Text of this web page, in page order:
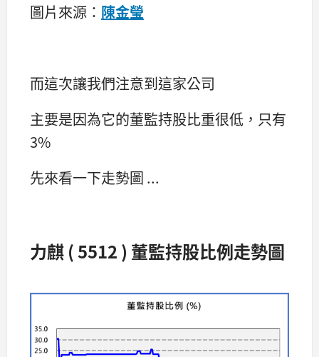
圖片來源： 陳金瑩
而這次讓我們注意到這家公司
主要是因為它的董監持股比重很低，只有
3%
先來看一下走勢圖 ...
力麒 ( 5512 ) 董監持股比例走勢圖